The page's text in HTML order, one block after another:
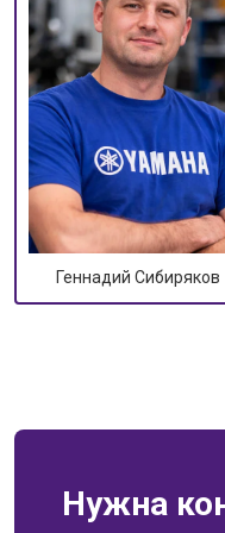
Геннадий Сибиряков
Нужна